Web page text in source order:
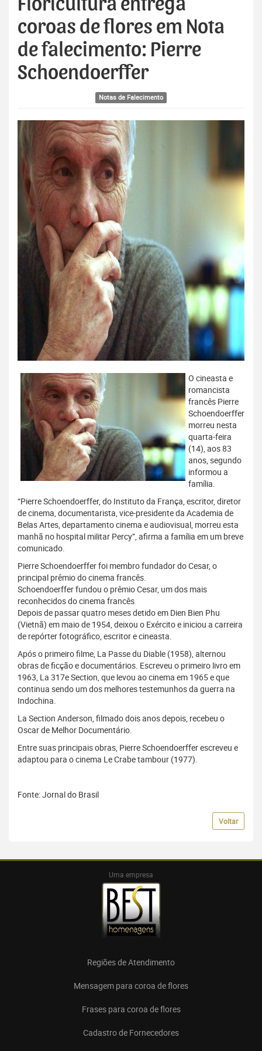
Floricultura entrega
coroas de flores em Nota
de falecimento: Pierre
Schoendoerffer
Notas de Falecimento
O cineasta e
romancista
francês Pierre
Schoendoerffer
morreu nesta
quarta-feira
(14), aos 83
anos, segundo
informou a
família.
“Pierre Schoendoerffer, do Instituto da França, escritor, diretor
de cinema, documentarista, vice-presidente da Academia de
Belas Artes, departamento cinema e audiovisual, morreu esta
manhã no hospital militar Percy”, afirma a família em um breve
comunicado.
Pierre Schoendoerffer foi membro fundador do Cesar, o
principal prêmio do cinema francês.
Schoendoerffer fundou o prêmio Cesar, um dos mais
reconhecidos do cinema francês
Depois de passar quatro meses detido em Dien Bien Phu
(Vietnã) em maio de 1954, deixou o Exército e iniciou a carreira
de repórter fotográfico, escritor e cineasta.
Após o primeiro filme, La Passe du Diable (1958), alternou
obras de ficção e documentários. Escreveu o primeiro livro em
1963, La 317e Section, que levou ao cinema em 1965 e que
continua sendo um dos melhores testemunhos da guerra na
Indochina.
La Section Anderson, filmado dois anos depois, recebeu o
Oscar de Melhor Documentário.
Entre suas principais obras, Pierre Schoendoerffer escreveu e
adaptou para o cinema Le Crabe tambour (1977).
Fonte: Jornal do Brasil
Voltar
Uma empresa
Regiões de Atendimento
Mensagem para coroa de flores
Frases para coroa de flores
Cadastro de Fornecedores